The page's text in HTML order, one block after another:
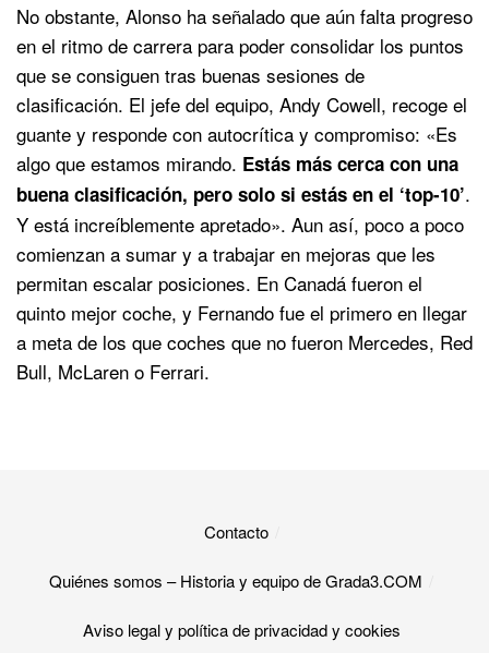
No obstante, Alonso ha señalado que aún falta progreso
en el ritmo de carrera para poder consolidar los puntos
que se consiguen tras buenas sesiones de
clasificación. El jefe del equipo, Andy Cowell, recoge el
guante y responde con autocrítica y compromiso: «Es
algo que estamos mirando. Estás más cerca con una
buena clasificación, pero solo si estás en el ‘top-10’.
Y está increíblemente apretado». Aun así, poco a poco
comienzan a sumar y a trabajar en mejoras que les
permitan escalar posiciones. En Canadá fueron el
quinto mejor coche, y Fernando fue el primero en llegar
a meta de los que coches que no fueron Mercedes, Red
Bull, McLaren o Ferrari.
Contacto
Quiénes somos – Historia y equipo de Grada3.COM
Aviso legal y política de privacidad y cookies​